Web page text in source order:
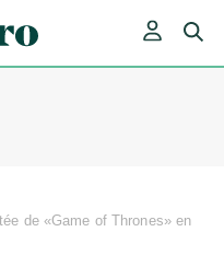
de «Game of Thrones» en